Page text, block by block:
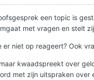
een topic is
met vragen en stelt
niet op reageert? Ook
kwaadspreekt over
met zijn uitspraken